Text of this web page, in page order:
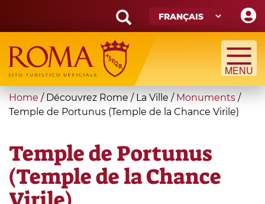
main
content
Search
form
Recherche
You
are
Home / Découvrez Rome / La Ville / Monuments /
Temple de Portunus (Temple de la Chance Virile)
Temple de Portunus
(Temple de la Chance